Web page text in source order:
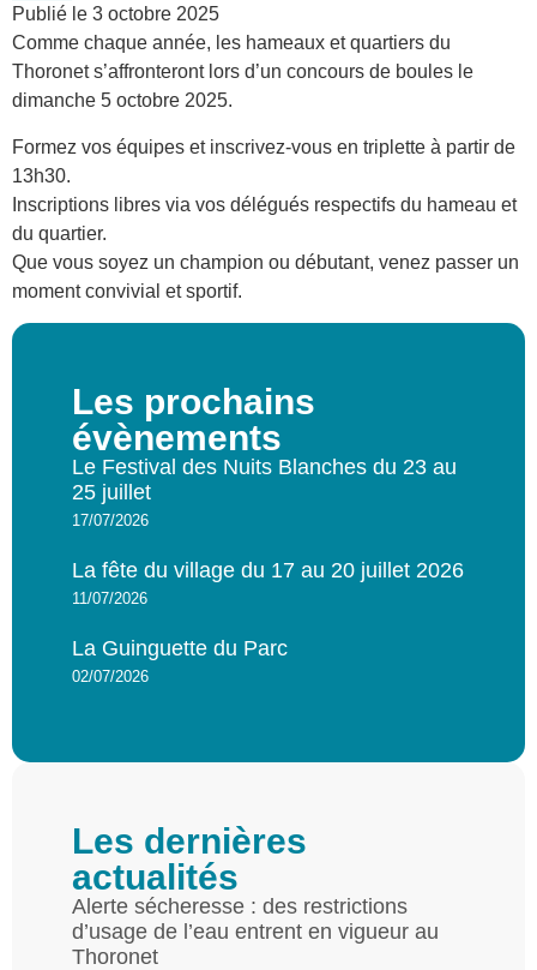
Publié le 3 octobre 2025
Comme chaque année, les hameaux et quartiers du
Thoronet s’affronteront lors d’un concours de boules le
dimanche 5 octobre 2025.
Formez vos équipes et inscrivez-vous en triplette à partir de
13h30.
Inscriptions libres via vos délégués respectifs du hameau et
du quartier.
Que vous soyez un champion ou débutant, venez passer un
moment convivial et sportif.
Les prochains
évènements
Le Festival des Nuits Blanches du 23 au
25 juillet
17/07/2026
La fête du village du 17 au 20 juillet 2026
11/07/2026
La Guinguette du Parc
02/07/2026
Les dernières
actualités
Alerte sécheresse : des restrictions
d’usage de l’eau entrent en vigueur au
Thoronet